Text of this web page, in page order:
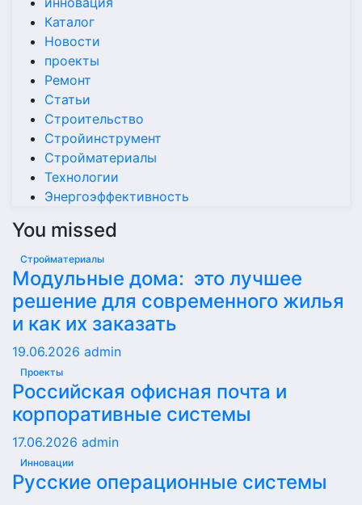
Каталог
Новости
проекты
Ремонт
Статьи
Строительство
Стройинструмент
Стройматериалы
Технологии
Энергоэффективность
You missed
Стройматериалы
Модульные дома: это лучшее
решение для современного жилья
и как их заказать
19.06.2026 admin
Проекты
Российская офисная почта и
корпоративные системы
17.06.2026 admin
Инновации
Русские операционные системы